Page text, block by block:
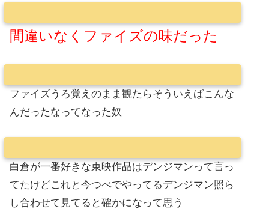
間違いなくファイズの味だった
ファイズうろ覚えのまま観たらそういえばこんな
んだったなってなった奴
白倉が一番好きな東映作品はデンジマンって言っ
てたけどこれと今つべでやってるデンジマン照ら
し合わせて見てると確かになって思う